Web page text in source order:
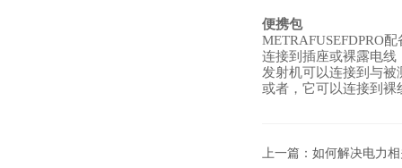
便携包
METRAFUSEFDPRO
连接到插座或裸露电线
发射机可以连接到与
或者，它可以连接到裸
上一篇： 如何解决电力